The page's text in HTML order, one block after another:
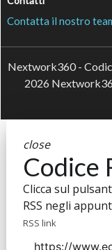
Contatta il nostro
Nextwork360 -
2026
close
Codice
Clicca sul
RSS negli
RSS link